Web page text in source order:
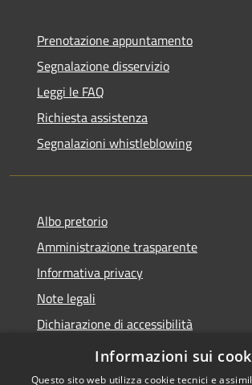
Prenotazione appuntamento
Segnalazione disservizio
Leggi le FAQ
Richiesta assistenza
Segnalazioni whistleblowing
Albo pretorio
Amministrazione trasparente
Informativa privacy
Note legali
Dichiarazione di accessibilità
Meccanismo di Feedback
Informazioni sui
Questo sito web utilizza cookie tecnici e